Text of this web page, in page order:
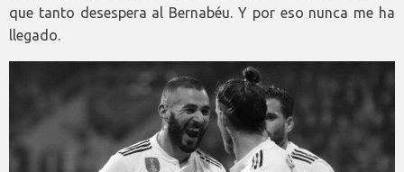
que tanto desespera al Bernabéu. Y por eso nunca me ha
llegado.